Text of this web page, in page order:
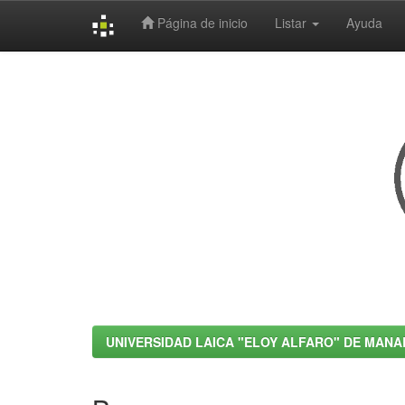
Página de inicio Listar Ayuda
UNIVERSIDAD LAICA "ELOY ALFARO" DE